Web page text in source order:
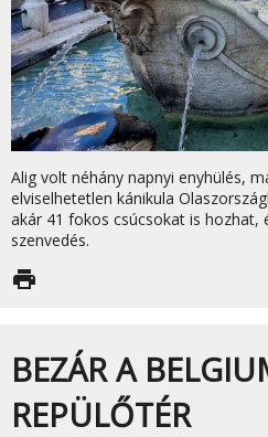
Alig volt néhány napnyi enyhülés,
elviselhetetlen kánikula
akár 41 fokos csúcsokat is hozhat,
szenvedés.
print
BEZÁR A
REPÜLŐTÉR